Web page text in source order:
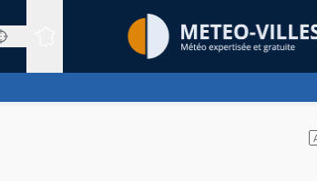
Sites expertis&eacute;s